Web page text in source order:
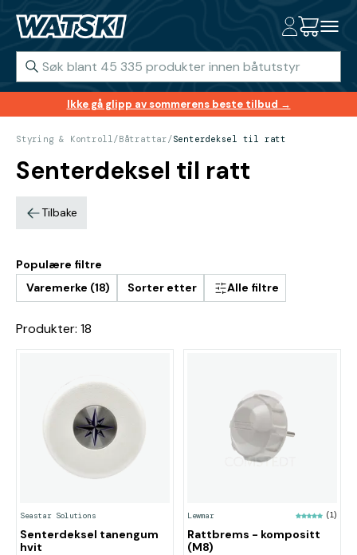
Ikke gå glipp av sommerens beste tilbud →
Styring & Kontroll/Båtrattar/Senterdeksel til ratt
Senterdeksel til ratt
Tilbake
Populære filtre
Varemerke (18)
Sorter etter Alle filtre
Produkter: 18
Seastar Solutions
Senterdeksel tanengum
hvit
Lewmar (1)
Rattbrems - kompositt
(M8)